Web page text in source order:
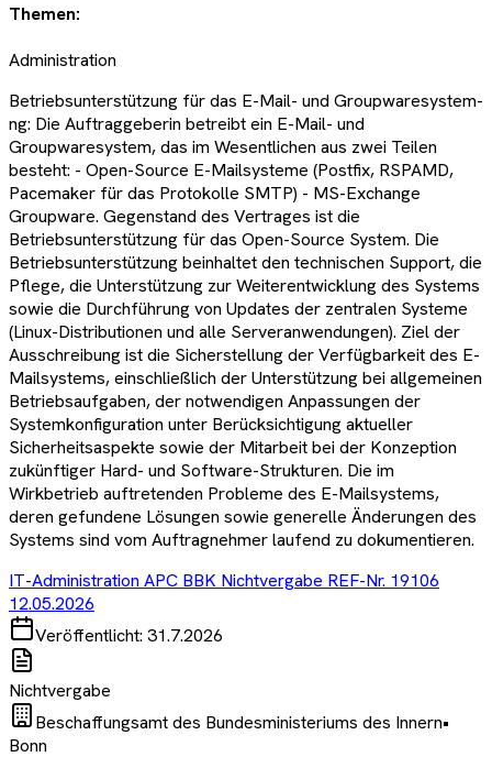
Themen:
Administration
Betriebsunterstützung für das E-Mail- und Groupwaresystem-
ng: Die Auftraggeberin betreibt ein E-Mail- und
Groupwaresystem, das im Wesentlichen aus zwei Teilen
besteht: - Open-Source E-Mailsysteme (Postfix, RSPAMD,
Pacemaker für das Protokolle SMTP) - MS-Exchange
Groupware. Gegenstand des Vertrages ist die
Betriebsunterstützung für das Open-Source System. Die
Betriebsunterstützung beinhaltet den technischen Support, die
Pflege, die Unterstützung zur Weiterentwicklung des Systems
sowie die Durchführung von Updates der zentralen Systeme
(Linux-Distributionen und alle Serveranwendungen). Ziel der
Ausschreibung ist die Sicherstellung der Verfügbarkeit des E-
Mailsystems, einschließlich der Unterstützung bei allgemeinen
Betriebsaufgaben, der notwendigen Anpassungen der
Systemkonfiguration unter Berücksichtigung aktueller
Sicherheitsaspekte sowie der Mitarbeit bei der Konzeption
zukünftiger Hard- und Software-Strukturen. Die im
Wirkbetrieb auftretenden Probleme des E-Mailsystems,
deren gefundene Lösungen sowie generelle Änderungen des
Systems sind vom Auftragnehmer laufend zu dokumentieren.
IT-Administration APC BBK Nichtvergabe REF-Nr. 19106
12.05.2026
Veröffentlicht: 31.7.2026
Nichtvergabe
Beschaffungsamt des Bundesministeriums des Innern•
Bonn